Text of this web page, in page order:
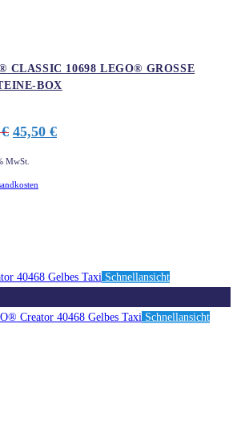
CLASSIC 10698 LEGO® GROSSE B
BOX
€ Ursprünglicher
Preis
war:
45,50 €Aktueller
Preis
MwSt.
Schnellansicht
Schnellansicht